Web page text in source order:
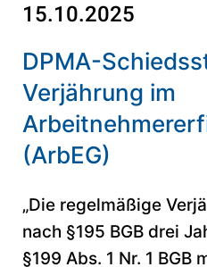
15.10.2025
DPMA-
Verjährung im
(ArbEG)
„Die regelmäßige
nach §195 BGB drei
§199 Abs. 1 Nr. 1 BGB